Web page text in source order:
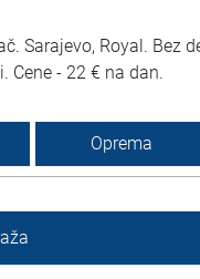
Sarajevo, Royal. Bez
Cene - 22 € na dan.
Oprema